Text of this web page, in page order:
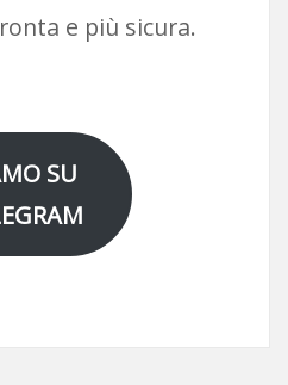
e più sicura.
SU